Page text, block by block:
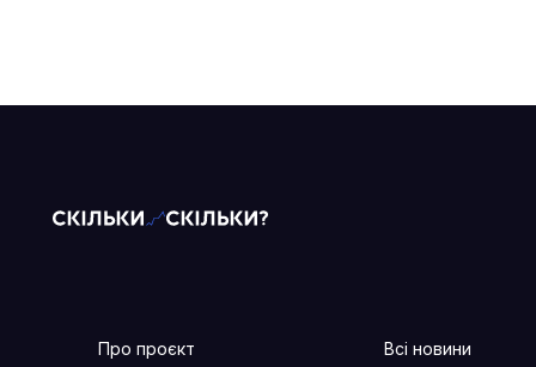
Про проєкт
Всі новини